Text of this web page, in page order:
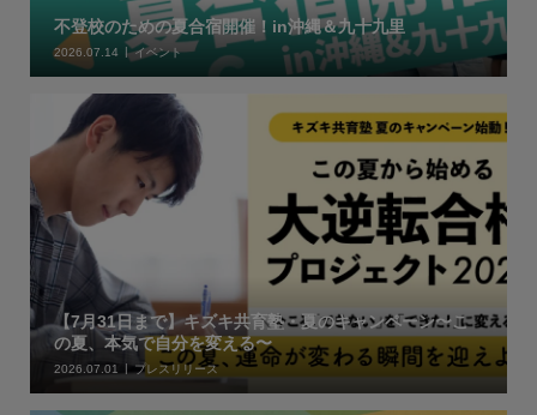
不登校のための夏合宿開催！in沖縄＆九十九里
2026.07.14 イベント
【7月31日まで】キズキ共育塾・夏のキャンペーン〜こ
の夏、本気で自分を変える〜
2026.07.01 プレスリリース